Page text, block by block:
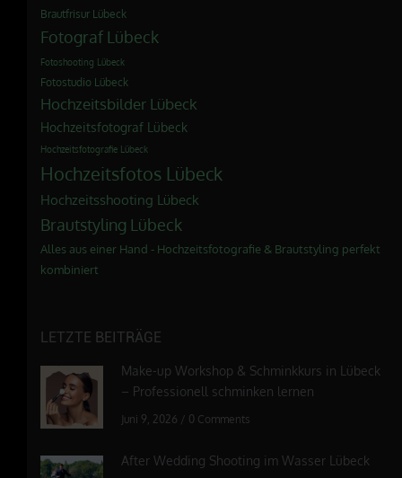
Brautfrisur Lübeck
Fotograf Lübeck
Fotoshooting Lübeck
Fotostudio Lübeck
Hochzeitsbilder Lübeck
Hochzeitsfotograf Lübeck
Hochzeitsfotografie Lübeck
Hochzeitsfotos Lübeck
Hochzeitsshooting Lübeck
Brautstyling Lübeck
Alles aus einer Hand - Hochzeitsfotografie & Brautstyling perfekt
kombiniert
LETZTE BEITRÄGE
Make-up Workshop & Schminkkurs in Lübeck
– Professionell schminken lernen
Juni 9, 2026 / 0 Comments
After Wedding Shooting im Wasser Lübeck